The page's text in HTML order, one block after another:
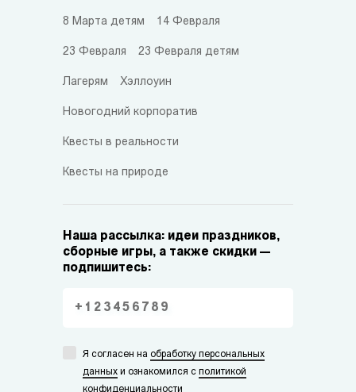
8 Марта детям 14 Февраля
23 Февраля 23 Февраля детям
Лагерям Хэллоуин
Новогодний корпоратив
Квесты в реальности
Квесты на природе
Наша рассылка: идеи праздников,
сборные игры, а также скидки —
подпишитесь:
Я согласен на обработку персональных
данных и ознакомился с политикой
конфиденциальности